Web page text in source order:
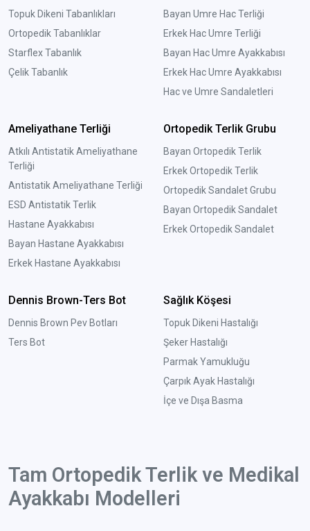
Topuk Dikeni Tabanlıkları
Ortopedik Tabanlıklar
Starflex Tabanlık
Çelik Tabanlık
Bayan Umre Hac Terliği
Erkek Hac Umre Terliği
Bayan Hac Umre Ayakkabısı
Erkek Hac Umre Ayakkabısı
Hac ve Umre Sandaletleri
Ameliyathane Terliği
Atkılı Antistatik Ameliyathane
Terliği
Antistatik Ameliyathane Terliği
ESD Antistatik Terlik
Hastane Ayakkabısı
Bayan Hastane Ayakkabısı
Erkek Hastane Ayakkabısı
Ortopedik Terlik Grubu
Bayan Ortopedik Terlik
Erkek Ortopedik Terlik
Ortopedik Sandalet Grubu
Bayan Ortopedik Sandalet
Erkek Ortopedik Sandalet
Dennis Brown-Ters Bot
Dennis Brown Pev Botları
Ters Bot
Sağlık Köşesi
Topuk Dikeni Hastalığı
Şeker Hastalığı
Parmak Yamukluğu
Çarpık Ayak Hastalığı
İçe ve Dışa Basma
Tam Ortopedik Terlik ve Medikal
Ayakkabı Modelleri